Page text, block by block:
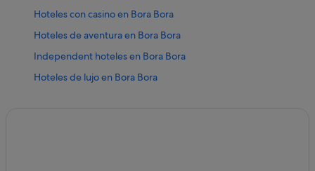
Hoteles con casino en Bora Bora
Hoteles de aventura en Bora Bora
Independent hoteles en Bora Bora
Hoteles de lujo en Bora Bora